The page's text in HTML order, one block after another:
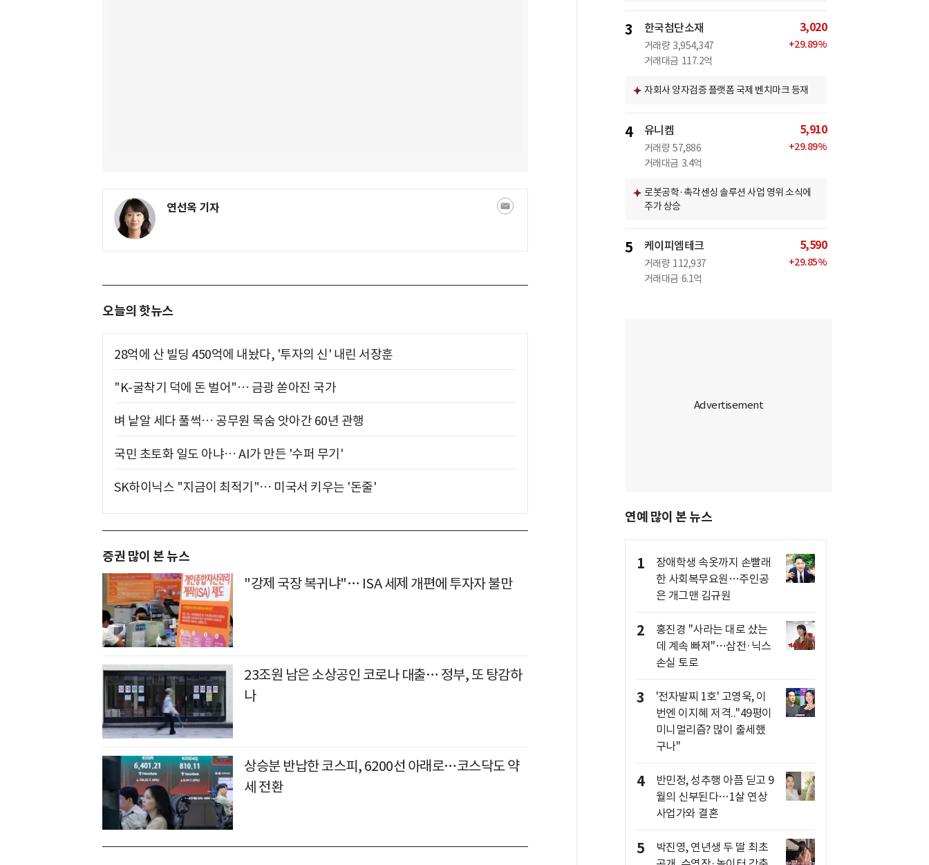
연선옥 기자
오늘의 핫뉴스
28억에 산 빌딩 450억에 내놨다, '투자의 신' 내린 서장훈
"K-굴착기 덕에 돈 벌어"… 금광 쏟아진 국가
벼 낱알 세다 풀썩… 공무원 목숨 앗아간 60년 관행
국민 초토화 일도 아냐… AI가 만든 '수퍼 무기'
SK하이닉스 "지금이 최적기"… 미국서 키우는 '돈줄'
증권 많이 본 뉴스
"강제 국장 복귀냐"… ISA 세제 개편에 투자자 불만
23조원 남은 소상공인 코로나 대출… 정부, 또 탕감하
나
상승분 반납한 코스피, 6200선 아래로…코스닥도 약
세 전환
3 한국첨단소재
거래량 3,954,347
거래대금 117.2억
3,020
+29.89%
자회사 양자검증 플랫폼 국제 벤치마크 등재
4 유니켐
거래량 57,886
거래대금 3.4억
5,910
+29.89%
로봇공학·촉각센싱 솔루션 사업 영위 소식에
주가 상승
5 케이피엠테크
거래량 112,937
거래대금 6.1억
5,590
+29.85%
연예 많이 본 뉴스
1
장애학생 속옷까지 손빨래
한 사회복무요원…주인공
은 개그맨 김규원
2
홍진경 "사라는 대로 샀는
데 계속 빠져"…삼전·닉스
손실 토로
3
'전자발찌 1호' 고영욱, 이
번엔 이지혜 저격.."49평이
미니멀리즘? 많이 출세했
구나"
4
반민정, 성추행 아픔 딛고 9
월의 신부된다…1살 연상
사업가와 결혼
5
박진영, 연년생 두 딸 최초